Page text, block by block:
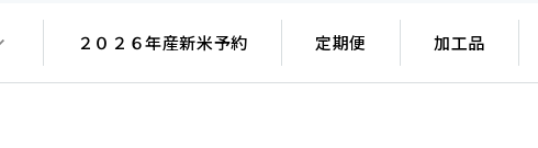
２０２６年産新米予約 定期便 加工品